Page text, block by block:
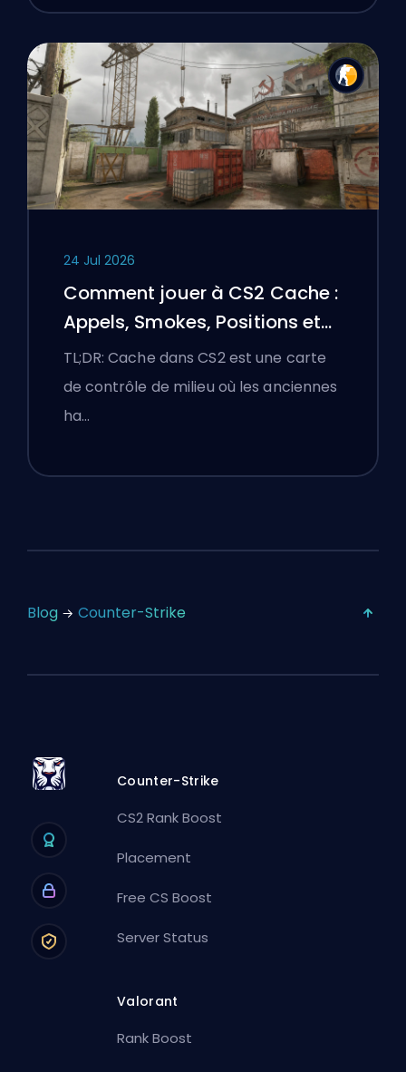
24 Jul 2026
Comment jouer à CS2 Cache :
Appels, Smokes, Positions et
Conseils Premier
TL;DR: Cache dans CS2 est une carte
de contrôle de milieu où les anciennes
ha…
Blog Counter-Strike
Counter-Strike
CS2 Rank Boost
Placement
Free CS Boost
Server Status
Valorant
Rank Boost